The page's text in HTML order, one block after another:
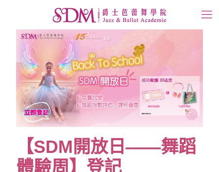
【SDM開放日——舞蹈
體驗周】登記